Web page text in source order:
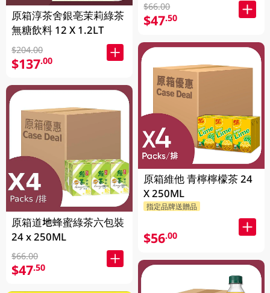
原箱淳茶舍銀亳茉莉綠茶
無糖飲料 12 X 1.2LT
$204.00
$137.00
原箱道地蜂蜜綠茶六包裝
24 x 250ML
$66.00
$47.50
$66.00
$47.50
原箱維他 青檸檸檬茶 24
X 250ML
指定品牌送贈品
$56.00